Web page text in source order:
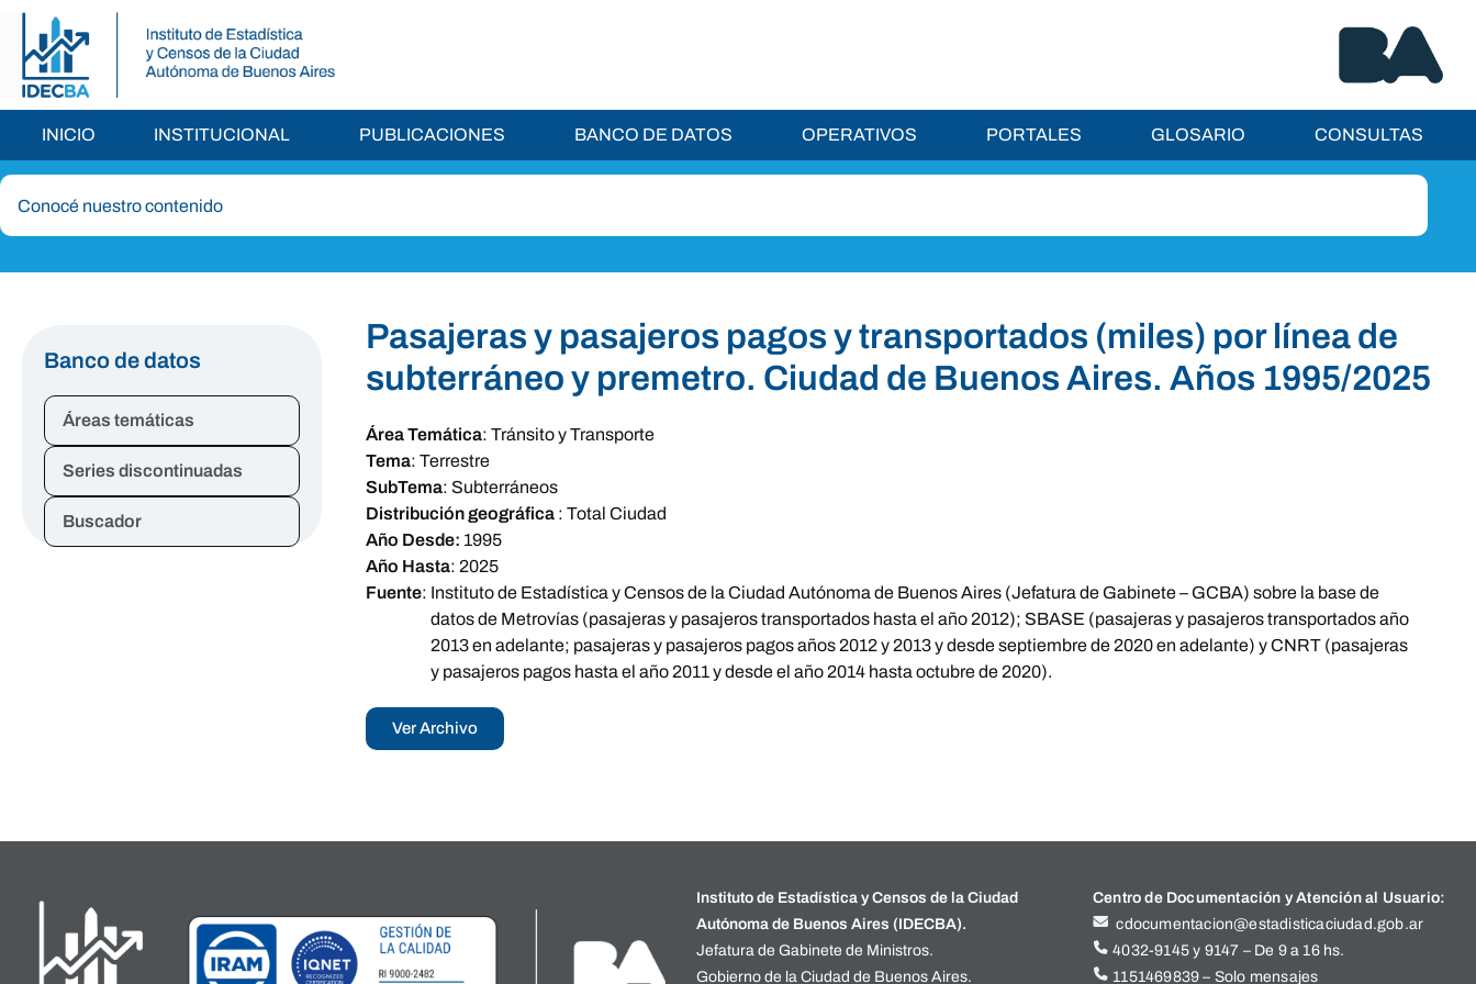
INICIO INSTITUCIONAL PUBLICACIONES BANCO DE DATOS OPERATIVOS PORTALES GLOSARIO CONSULTAS
Banco de datos
Áreas temáticas
Series discontinuadas
Buscador
Pasajeras y pasajeros pagos y transportados (miles) por línea de
subterráneo y premetro. Ciudad de Buenos Aires. Años 1995/2025
Área Temática: Tránsito y Transporte
Tema: Terrestre
SubTema: Subterráneos
Distribución geográfica : Total Ciudad
Año Desde: 1995
Año Hasta: 2025
Fuente: Instituto de Estadística y Censos de la Ciudad Autónoma de Buenos Aires (Jefatura de Gabinete – GCBA) sobre la base de
datos de Metrovías (pasajeras y pasajeros transportados hasta el año 2012); SBASE (pasajeras y pasajeros transportados año
2013 en adelante; pasajeras y pasajeros pagos años 2012 y 2013 y desde septiembre de 2020 en adelante) y CNRT (pasajeras
y pasajeros pagos hasta el año 2011 y desde el año 2014 hasta octubre de 2020).
Ver Archivo
Instituto de Estadística y Censos de la Ciudad
Autónoma de Buenos Aires (IDECBA).
Jefatura de Gabinete de Ministros.
Gobierno de la Ciudad de Buenos Aires.
Centro de Documentación y Atención al Usuario:
cdocumentacion@estadisticaciudad.gob.ar
4032-9145 y 9147 – De 9 a 16 hs.
1151469839 – Solo mensajes